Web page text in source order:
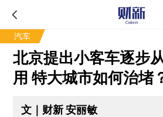
汽车
北京提出小客车逐步
用 特大城市如何治堵
文｜财新 安丽敏